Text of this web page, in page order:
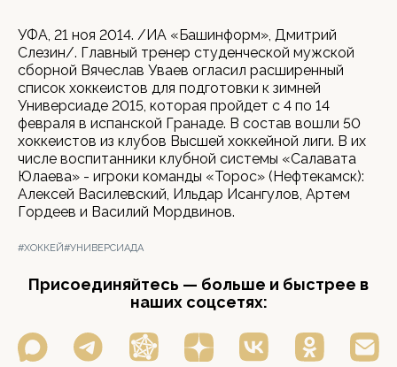
УФА, 21 ноя 2014. /ИА «Башинформ», Дмитрий
Слезин/. Главный тренер студенческой мужской
сборной Вячеслав Уваев огласил расширенный
список хоккеистов для подготовки к зимней
Универсиаде 2015, которая пройдет с 4 по 14
февраля в испанской Гранаде. В состав вошли 50
хоккеистов из клубов Высшей хоккейной лиги. В их
числе воспитанники клубной системы «Салавата
Юлаева» - игроки команды «Торос» (Нефтекамск):
Алексей Василевский, Ильдар Исангулов, Артем
Гордеев и Василий Мордвинов.
#ХОККЕЙ#УНИВЕРСИАДА
Присоединяйтесь — больше и быстрее в
наших соцсетях: